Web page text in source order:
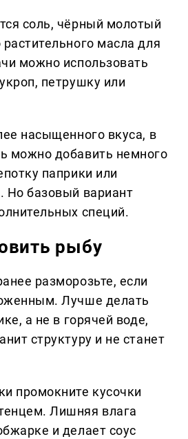
соль, чёрный молотый
масла для
можно использовать
петрушку или
насыщенного вкуса, в
можно добавить немного
паприки или
Но базовый вариант
специй.
рыбу
разморозьте, если
Лучше делать
а не в горячей воде,
структуру и не станет
промокните кусочки
Лишняя влага
и делает соус